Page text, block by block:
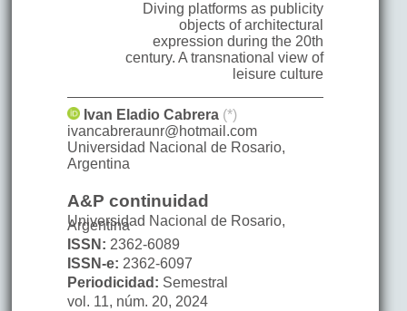
Diving platforms as publicity
objects of architectural
expression during the 20th
century. A transnational view of
leisure culture
Ivan Eladio Cabrera (*)
ivancabreraunr@hotmail.com
Universidad Nacional de Rosario,
Argentina
A&P continuidad
Universidad Nacional de Rosario,
Argentina
ISSN: 2362-6089
ISSN-e: 2362-6097
Periodicidad: Semestral
vol. 11, núm. 20, 2024